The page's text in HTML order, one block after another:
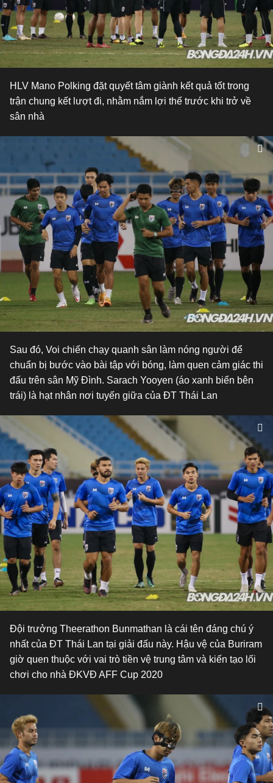
HLV Mano Polking đặt quyết tâm giành kết quả tốt trong
trận chung kết lượt đi, nhằm nắm lợi thế trước khi trở về
sân nhà
Sau đó, Voi chiến chạy quanh sân làm nóng người để
chuẩn bị bước vào bài tập với bóng, làm quen cảm giác thi
đấu trên sân Mỹ Đình. Sarach Yooyen (áo xanh biển bên
trái) là hạt nhân nơi tuyến giữa của ĐT Thái Lan
Đội trưởng Theerathon Bunmathan là cái tên đáng chú ý
nhất của ĐT Thái Lan tại giải đấu này. Hậu vệ của Buriram
giờ quen thuộc với vai trò tiền vệ trung tâm và kiến tạo lối
chơi cho nhà ĐKVĐ AFF Cup 2020